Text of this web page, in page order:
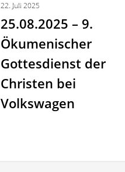
22. Juli 2025
25.08.2025 – 9.
Ökumenischer
Gottesdienst der
Christen bei
Volkswagen